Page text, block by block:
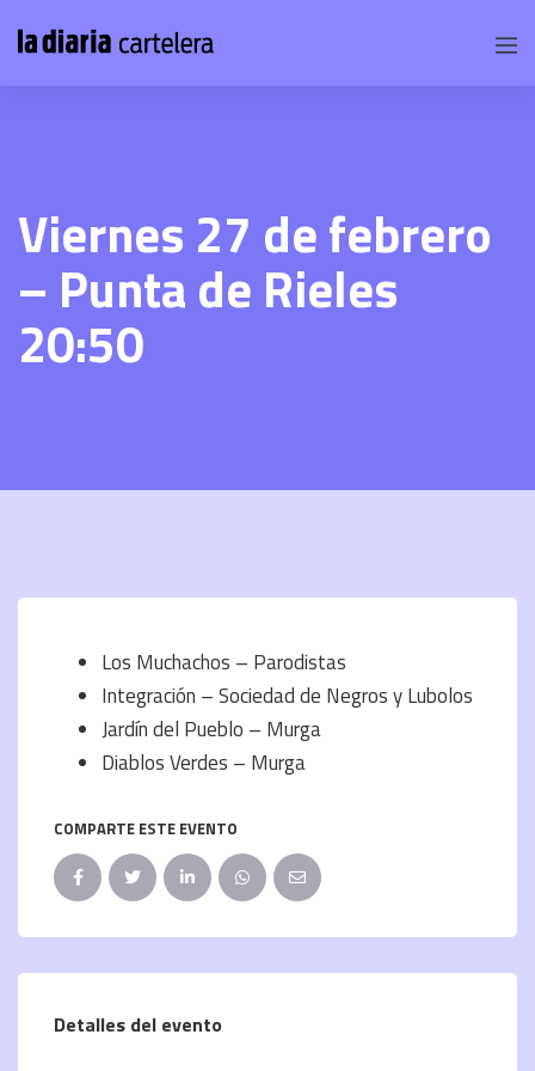
Viernes 27 de febrero
– Punta de Rieles
20:50
Los Muchachos – Parodistas
Integración – Sociedad de Negros y Lubolos
Jardín del Pueblo – Murga
Diablos Verdes – Murga
COMPARTE ESTE EVENTO
Detalles del evento